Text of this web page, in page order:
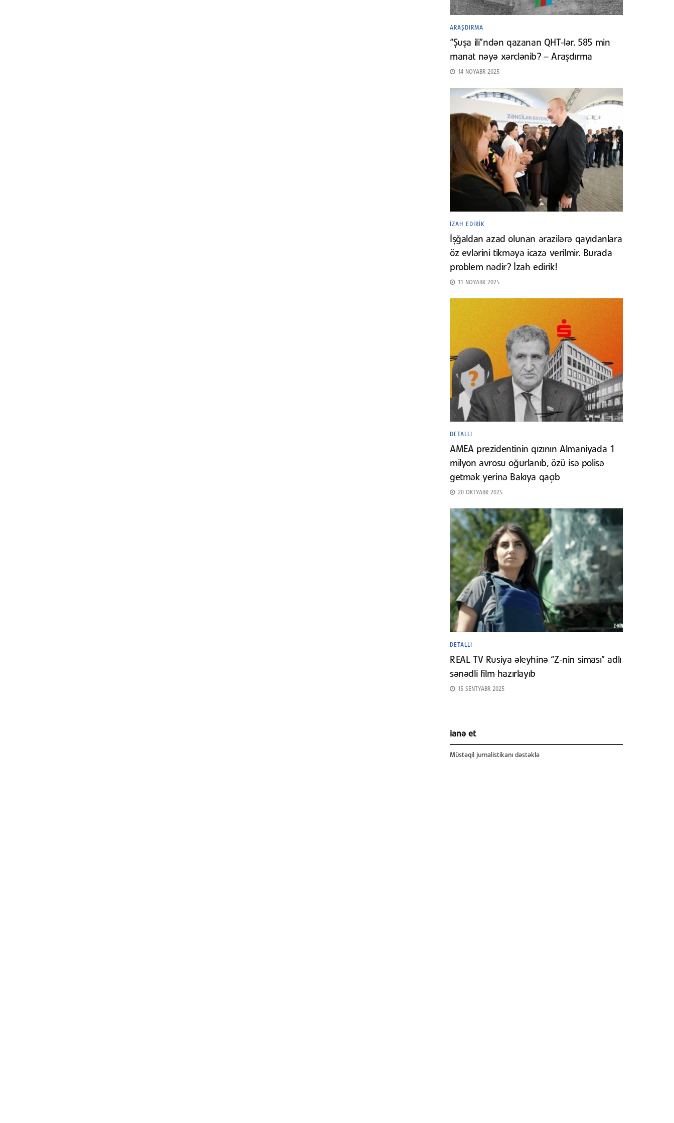
ARAŞDIRMA
“Şuşa ili”ndən qazanan QHT-lər. 585 min
manat nəyə xərclənib? – Araşdırma
14 NOYABR 2025
İZAH EDIRIK
İşğaldan azad olunan ərazilərə qayıdanlara
öz evlərini tikməyə icazə verilmir. Burada
problem nədir? İzah edirik!
11 NOYABR 2025
DETALLI
AMEA prezidentinin qızının Almaniyada 1
milyon avrosu oğurlanıb, özü isə polisə
getmək yerinə Bakıya qaçıb
20 OKTYABR 2025
DETALLI
REAL TV Rusiya əleyhinə “Z-nin siması” adlı
sənədli film hazırlayıb
15 SENTYABR 2025
ianə et
Müstəqil jurnalistikanı dəstəklə